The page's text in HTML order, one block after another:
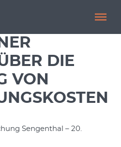
DIE
VON
Sengenthal – 20.